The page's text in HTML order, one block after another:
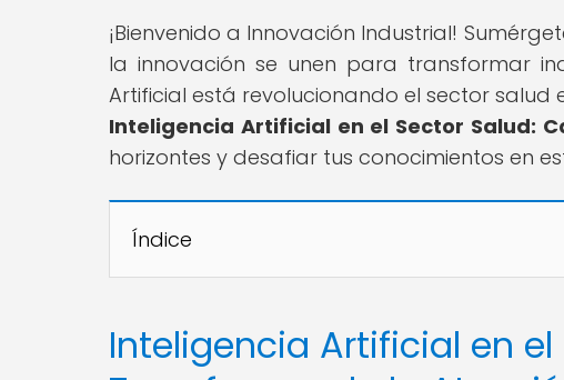
¡Bienvenido a Innovación Industrial!
la innovación se unen para transformar
Artificial está revolucionando el sector salud
Inteligencia Artificial en el Sector Salud:
horizontes y desafiar tus conocimientos en
Índice
Inteligencia Artificial en el